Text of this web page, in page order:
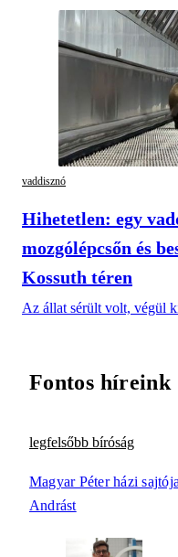
vaddisznó
Hihetetlen: egy
mozgólépcsőn és
Kossuth téren
Az állat sérült volt, végül
Fontos híreink
legfelsőbb bíróság
Magyar Péter házi
Andrást